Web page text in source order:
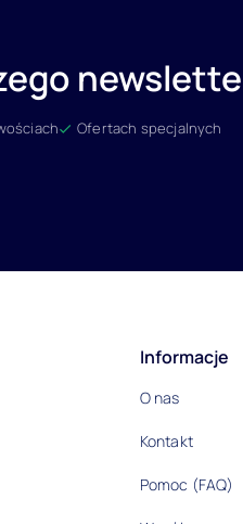
Ofertach specjalnych
informacje
Informacje
O nas
Kontakt
Pomoc (FAQ)